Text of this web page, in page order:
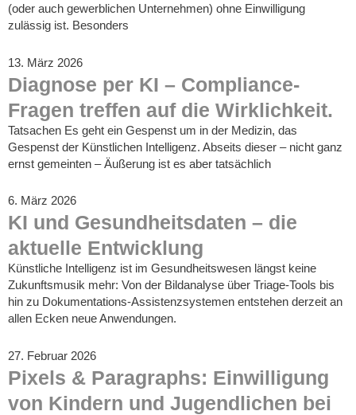
(oder auch gewerblichen Unternehmen) ohne Einwilligung
zulässig ist. Besonders
13. März 2026
Diagnose per KI – Compliance-
Fragen treffen auf die Wirklichkeit.
Tatsachen Es geht ein Gespenst um in der Medizin, das
Gespenst der Künstlichen Intelligenz. Abseits dieser – nicht ganz
ernst gemeinten – Äußerung ist es aber tatsächlich
6. März 2026
KI und Gesundheitsdaten – die
aktuelle Entwicklung
Künstliche Intelligenz ist im Gesundheitswesen längst keine
Zukunftsmusik mehr: Von der Bildanalyse über Triage‑Tools bis
hin zu Dokumentations‑Assistenzsystemen entstehen derzeit an
allen Ecken neue Anwendungen.
27. Februar 2026
Pixels & Paragraphs: Einwilligung
von Kindern und Jugendlichen bei